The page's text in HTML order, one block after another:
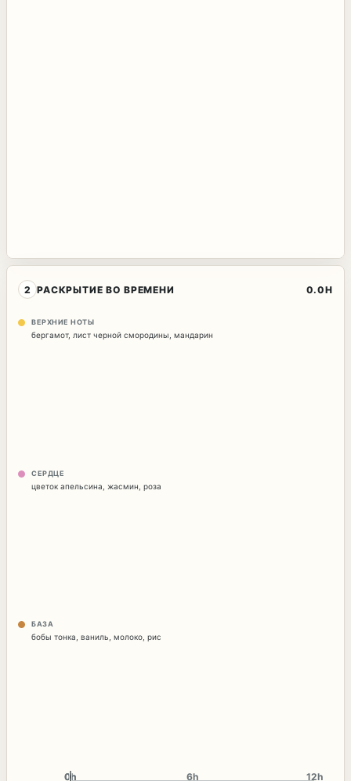
2 РАСКРЫТИЕ ВО ВРЕМЕНИ 0.0H
ВЕРХНИЕ НОТЫ
бергамот, лист черной смородины мандарин
СЕРДЦЕ
цветок апельсина жасмин роза
БАЗА
бобы тонка ваниль молоко рис
0h
0h 6h 12h